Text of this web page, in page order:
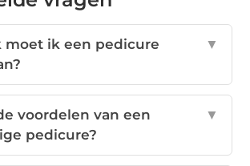
moet ik een pedicure
▼
voordelen van een
pedicure?
▼